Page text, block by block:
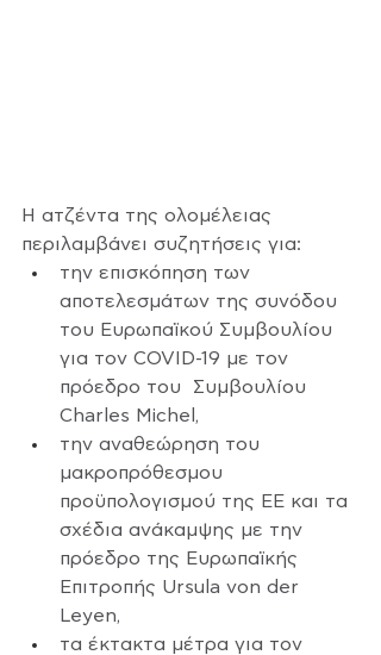
Η ατζέντα της ολομέλειας
περιλαμβάνει συζητήσεις για:
την επισκόπηση των
αποτελεσμάτων της συνόδου
του Ευρωπαϊκού Συμβουλίου
για τον COVID-19 με τον
πρόεδρο του  Συμβουλίου
Charles Michel,
την αναθεώρηση του
μακροπρόθεσμου
προϋπολογισμού της ΕΕ και τα
σχέδια ανάκαμψης με την
πρόεδρο της Ευρωπαϊκής
Επιτροπής Ursula von der
Leyen,
τα έκτακτα μέτρα για τον